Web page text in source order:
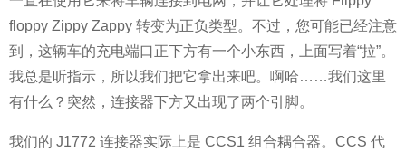
floppy Zippy Zappy 转变为正负类型。不过，您可能已经注意
到，这辆车的充电端口正下方有一个小东西，上面写着“拉”。
我总是听指示，所以我们把它拿出来吧。啊哈……我们这里
有什么？突然，连接器下方又出现了两个引脚。
我们的 J1772 连接器实际上是 CCS1 组合耦合器。CCS 代